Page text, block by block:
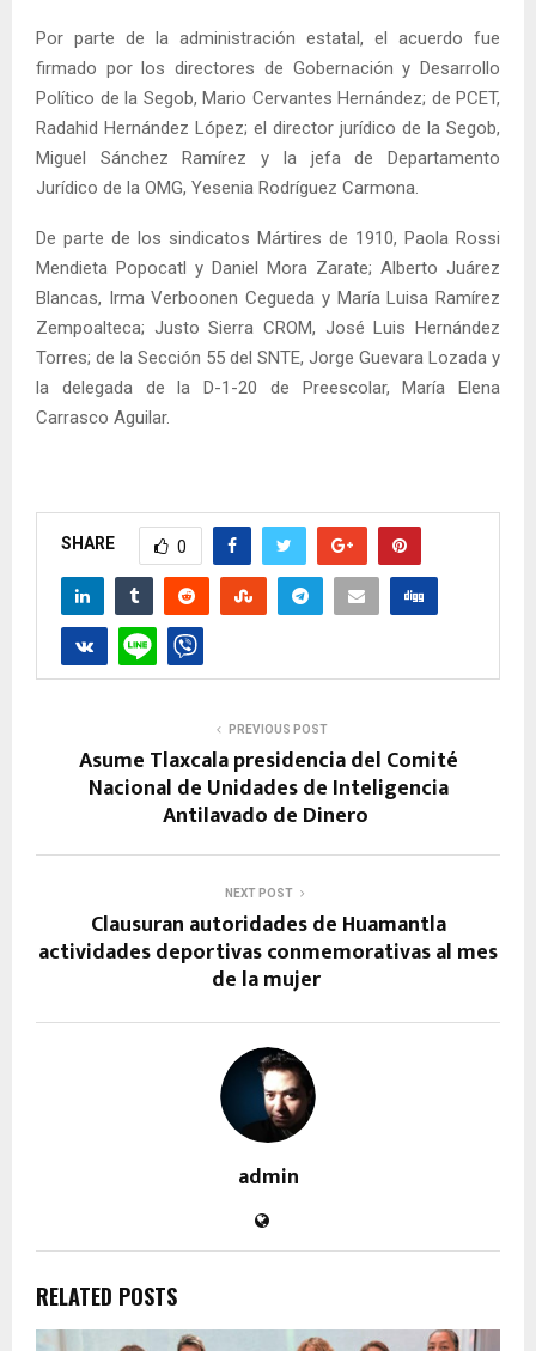
Por parte de la administración estatal, el acuerdo fue
firmado por los directores de Gobernación y Desarrollo
Político de la Segob, Mario Cervantes Hernández; de PCET,
Radahid Hernández López; el director jurídico de la Segob,
Miguel Sánchez Ramírez y la jefa de Departamento
Jurídico de la OMG, Yesenia Rodríguez Carmona.
De parte de los sindicatos Mártires de 1910, Paola Rossi
Mendieta Popocatl y Daniel Mora Zarate; Alberto Juárez
Blancas, Irma Verboonen Cegueda y María Luisa Ramírez
Zempoalteca; Justo Sierra CROM, José Luis Hernández
Torres; de la Sección 55 del SNTE, Jorge Guevara Lozada y
la delegada de la D-1-20 de Preescolar, María Elena
Carrasco Aguilar.
SHARE 0
PREVIOUS POST
Asume Tlaxcala presidencia del Comité
Nacional de Unidades de Inteligencia
Antilavado de Dinero
NEXT POST
Clausuran autoridades de Huamantla
actividades deportivas conmemorativas al mes
de la mujer
admin
RELATED POSTS